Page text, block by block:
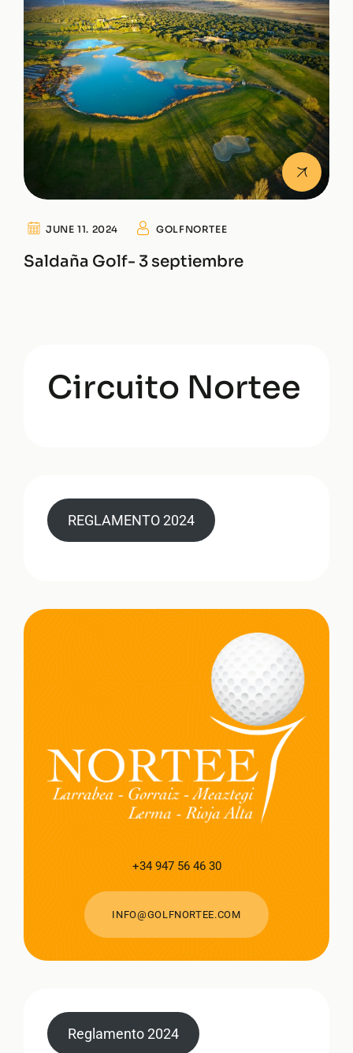
JUNE 11. 2024 GOLFNORTEE
Saldaña Golf- 3 septiembre
Circuito Nortee
REGLAMENTO 2024
+34 947 56 46 30
INFO@GOLFNORTEE.COM
Reglamento 2024